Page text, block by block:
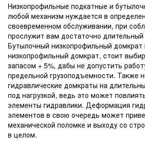
Низкопрофильные подкатные и
любой механизм нуждается в
своевременном обслуживании, при
прослужит вам достаточно
Бутылочный низкопрофильный домкрат
низкопрофильный домкрат, стоит
запасом + 5%, дабы не допустить
предельной грузоподъемности. Также
гидравлические домкраты на
под нагрузкой, ведь это может
элементы гидравлики. Деформация
элементов в свою очередь может
механической поломке и выходу со
в целом.